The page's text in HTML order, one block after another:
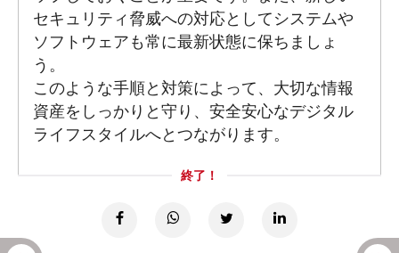
セキュリティ脅威への対応としてシステムや
ソフトウェアも常に最新状態に保ちましょ
う。
このような手順と対策によって、大切な情報
資産をしっかりと守り、安全安心なデジタル
ライフスタイルへとつながります。
終了！